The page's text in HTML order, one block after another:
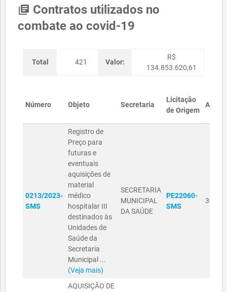
library_books Contratos utilizados no
combate ao covid-19
Total 421 Valor:
R$
134.853.620,61
Número Objeto Secretaria
Licitação
de Origem
0213/2023-
SMS
Registro de
Preço para
futuras e
eventuais
aquisições de
material
médico
hospitalar III
destinados às
Unidades de
Saúde da
Secretaria
Municipal ...
(Veja mais)
SECRETARIA
MUNICIPAL
DA SAÚDE
PE22060-
SMS
30/
AQUISIÇÃO DE